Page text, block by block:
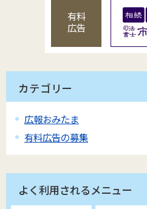
有料
広告
カテゴリー
広報おみたま
有料広告の募集
よく利用されるメニュー